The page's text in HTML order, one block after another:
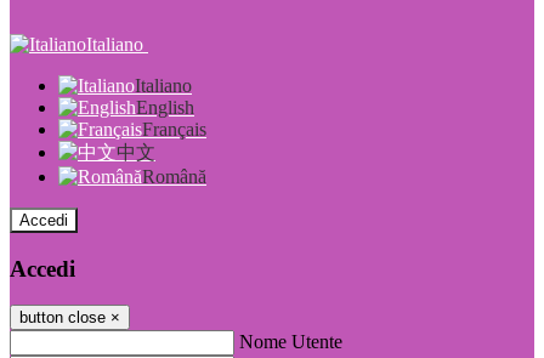
Italiano
Italiano
English
Français
中文
Română
Accedi
Accedi
button close ×
Nome Utente